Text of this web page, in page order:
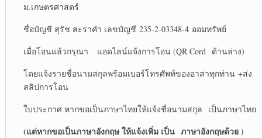
ม.เกษตรศาสตร์
ชื่อบัญชี สุรัช สะราคำ เลขบัญชี 235-2-03348-4 ออมทรัพย์
เมื่อโอนแล้วกรุณา แอดไลน์แจ้งการโอน (QR Cord ด้านล่าง)
โดยแจ้งรายชื่อนามสกุลพร้อมเบอร์โทรศัพท์ของอาสาทุกท่าน +ส่ง
สลิปการโอน
ใบประกาศ หากขอเป็นภาษาไทยให้แจ้งชื่อนามสกุล เป็นภาษาไทย
(แต่หากขอเป็นภาษาอังกฤษ ให้แจ้งเพิ่ม เป็นภาษาอังกฤษด้วย )